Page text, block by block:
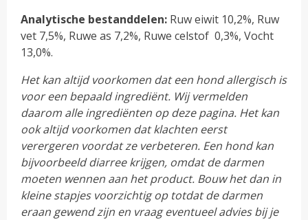
Analytische bestanddelen: Ruw eiwit 10,2%, Ruw
vet 7,5%, Ruwe as 7,2%, Ruwe celstof 0,3%, Vocht
13,0%.
Het kan altijd voorkomen dat een hond allergisch is
voor een bepaald ingrediënt. Wij vermelden
daarom alle ingrediënten op deze pagina. Het kan
ook altijd voorkomen dat klachten eerst
verergeren voordat ze verbeteren. Een hond kan
bijvoorbeeld diarree krijgen, omdat de darmen
moeten wennen aan het product. Bouw het dan in
kleine stapjes voorzichtig op totdat de darmen
eraan gewend zijn en vraag eventueel advies bij je